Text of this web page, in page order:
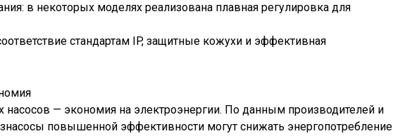
в некоторых моделях реализована плавная регулировка для
стандартам IP, защитные кожухи и эффективная
насосов — экономия на электроэнергии. По данным производителей и
повышенной эффективности могут снижать энергопотребление